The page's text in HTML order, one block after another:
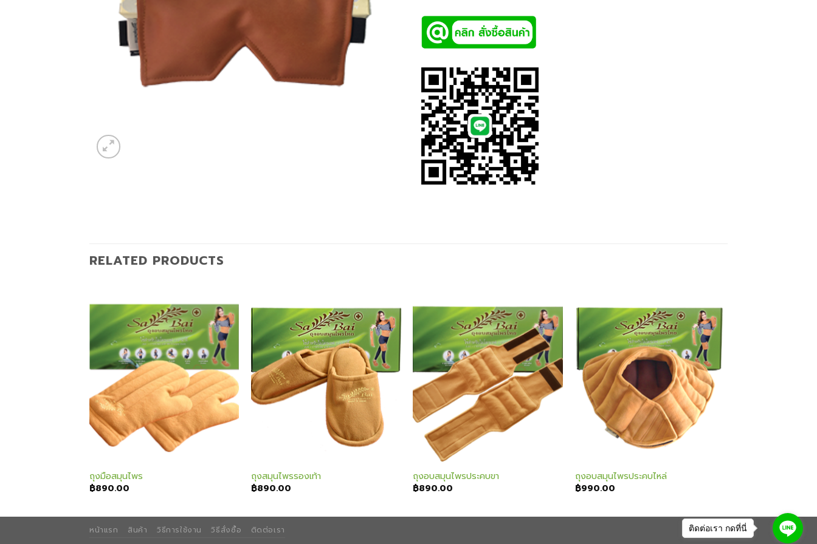
RELATED PRODUCTS
Add to
wishlist
ถุงมือสมุนไพร
฿890.00
Add to
wishlist
ถุงสมุนไพรรองเท้า
฿890.00
Add to
wishlist
ถุงอบสมุนไพรประคบขา
฿890.00
Add to
wishlist
ถุงอบสมุนไพรประคบไหล่
฿990.00
หน้าแรก สินค้า วิธีการใช้งาน วิธีสั่งซื้อ ติดต่อเรา ติดต่อเรา กดที่นี่